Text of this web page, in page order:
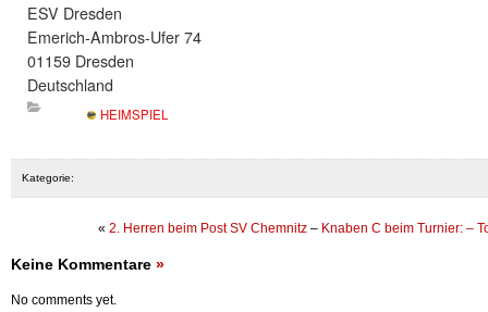
ESV Dresden
Emerich-Ambros-Ufer 74
01159 Dresden
Deutschland
HEIMSPIEL
Kategorie:
« 2. Herren beim Post SV Chemnitz– Knaben C beim Turnier: –
Keine Kommentare »
No comments yet.